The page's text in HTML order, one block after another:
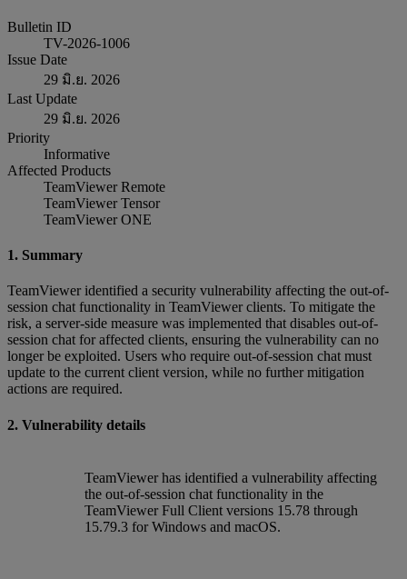
Bulletin ID
TV-2026-1006
Issue Date
29 มิ.ย. 2026
Last Update
29 มิ.ย. 2026
Priority
Informative
Affected Products
TeamViewer Remote
TeamViewer Tensor
TeamViewer ONE
1. Summary
TeamViewer identified a security vulnerability affecting the out-of-
session chat functionality in TeamViewer clients. To mitigate the
risk, a server-side measure was implemented that disables out-of-
session chat for affected clients, ensuring the vulnerability can no
longer be exploited. Users who require out-of-session chat must
update to the current client version, while no further mitigation
actions are required.
2. Vulnerability details
TeamViewer has identified a vulnerability affecting
the out-of-session chat functionality in the
TeamViewer Full Client versions 15.78 through
15.79.3 for Windows and macOS.